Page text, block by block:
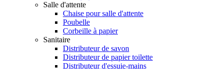
Salle d'attente
Chaise pour salle d'attente
Poubelle
Corbeille à papier
Sanitaire
Distributeur de savon
Distributeur de papier toilette
Distributeur d'essuie-mains